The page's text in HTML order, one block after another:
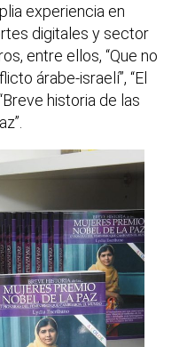
experiencia en
digitales y sector
entre ellos, “Que no
árabe-israelí”, “El
historia de las